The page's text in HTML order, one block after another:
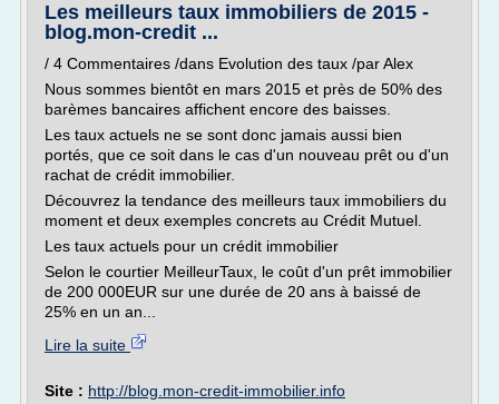
Les meilleurs taux immobiliers de 2015 -
blog.mon-credit ...
/ 4 Commentaires /dans Evolution des taux /par Alex
Nous sommes bientôt en mars 2015 et près de 50% des
barèmes bancaires affichent encore des baisses.
Les taux actuels ne se sont donc jamais aussi bien
portés, que ce soit dans le cas d'un nouveau prêt ou d'un
rachat de crédit immobilier.
Découvrez la tendance des meilleurs taux immobiliers du
moment et deux exemples concrets au Crédit Mutuel.
Les taux actuels pour un crédit immobilier
Selon le courtier MeilleurTaux, le coût d'un prêt immobilier
de 200 000EUR sur une durée de 20 ans à baissé de
25% en un an...
Lire la suite
Site : http://blog.mon-credit-immobilier.info